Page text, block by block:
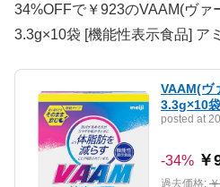
34%OFFで￥923のVAAM(ヴァ
3.3g×10袋 [機能性表示食品] ア
VAAM(ヴ
3.3g×10
posted at
-34% ￥
過去価格: